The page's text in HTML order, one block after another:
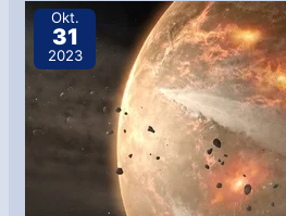
2023
und
Future
Missions
2024
Okt.
31
2023